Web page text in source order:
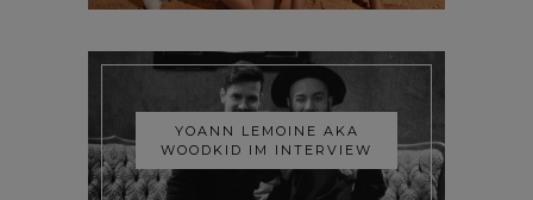
YOANN LEMOINE AKA
WOODKID IM INTERVIEW